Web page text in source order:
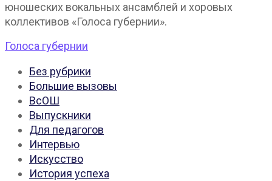
юношеских вокальных ансамблей и хоровых
коллективов «Голоса губернии».
Голоса губернии
Без рубрики
Большие вызовы
ВсОШ
Выпускники
Для педагогов
Интервью
Искусство
История успеха